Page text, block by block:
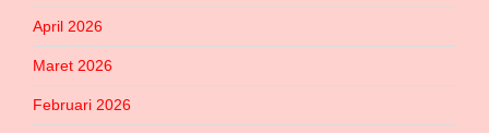
April 2026
Maret 2026
Februari 2026